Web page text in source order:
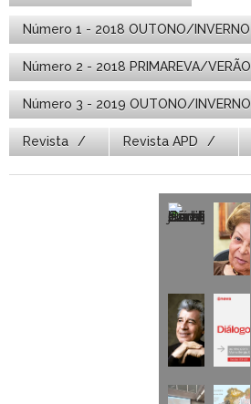
Número 1 - 2018 OUTONO/INVERNO
Número 2 - 2018 PRIMAREVA/VERÃO
Número 3 - 2019 OUTONO/INVERNO
Revista Revista APD